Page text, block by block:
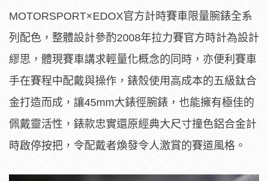
MOTORSPORT×EDOX官方計時賽車限量腕錶全系
列配色，整體設計參酌2008年拉力賽官方時計為設計
繆思，體現賽車講求輕量化概念的同時，亦便利賽車
手在賽程中配戴與操作，錶殼使用高成本的五級鈦合
金打造而成，讓45mm大錶徑腕錶，也能擁有極佳的
佩戴靈活性，錶款忠實還原經典大尺寸撞色鋁合金計
時啟停按把，令配戴者煥發令人激賞的賽道風格。